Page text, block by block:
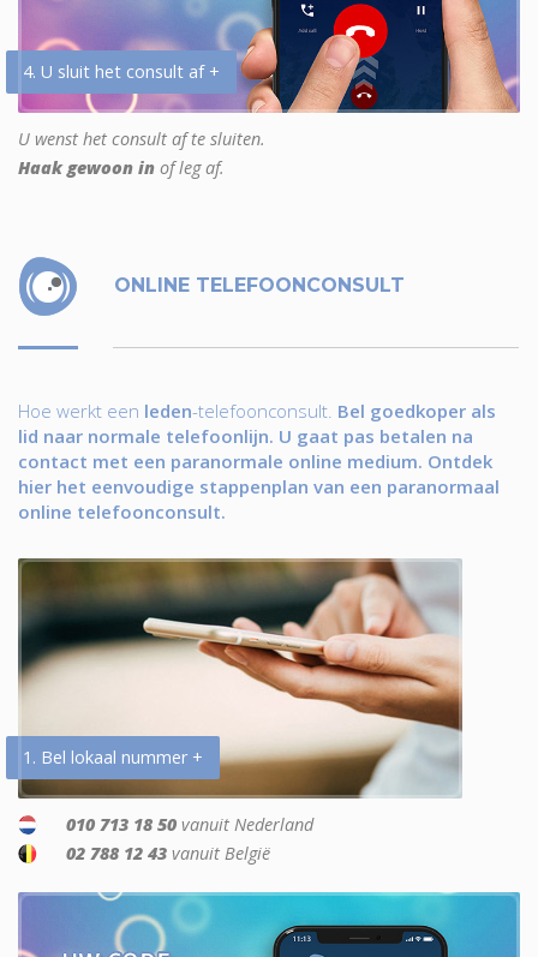
4. U sluit het consult af +
U wenst het consult af te sluiten.
Haak gewoon in of leg af.
ONLINE TELEFOONCONSULT
Hoe werkt een leden-telefoonconsult. Bel goedkoper als
lid naar normale telefoonlijn. U gaat pas betalen na
contact met een paranormale online medium. Ontdek
hier het eenvoudige stappenplan van een paranormaal
online telefoonconsult.
1. Bel lokaal nummer +
010 713 18 50 vanuit Nederland
02 788 12 43 vanuit België